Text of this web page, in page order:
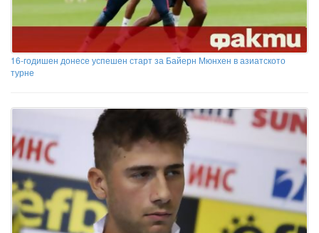
16-годишен донесе успешен старт за Байерн Мюнхен в азиатското
турне